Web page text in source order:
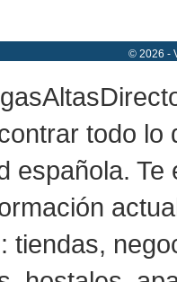
© 2026 -
todo lo
española.
tiendas,